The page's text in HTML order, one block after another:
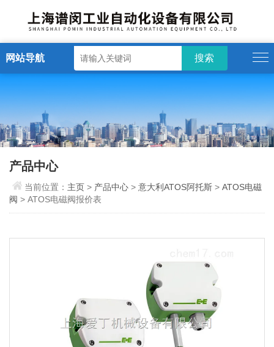
网站导航
产品中心
当前位置： 主页> 产品中心 >意大利ATOS阿托斯 >ATOS电磁
阀 > ATOS电磁阀报价表